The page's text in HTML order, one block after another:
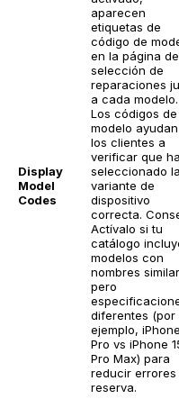
Display
Model
Codes
aparecen
etiquetas de
código de
en la página de
selección de
reparaciones
a cada modelo.
Los códigos de
modelo
los clientes a
verificar que
seleccionado la
variante de
dispositivo
correcta.
Actívalo si tu
catálogo
modelos con
nombres
pero
diferentes (por
ejemplo,
Pro vs iPhone
Pro Max) para
reducir errores
reserva.